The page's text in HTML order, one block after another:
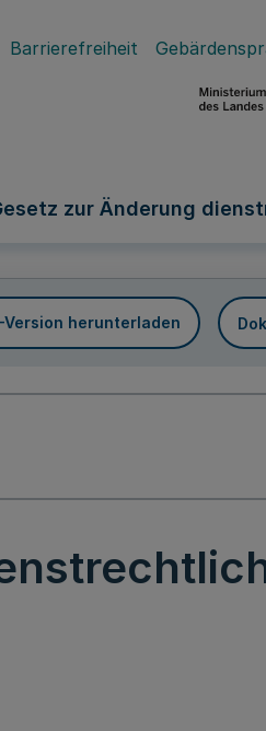
Barrierefreiheit
zur Änderung
Version herunterladen